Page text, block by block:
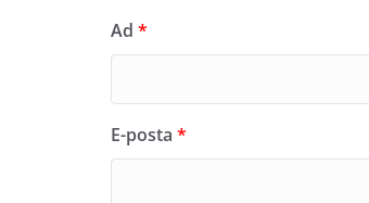
Ad *
E-posta *